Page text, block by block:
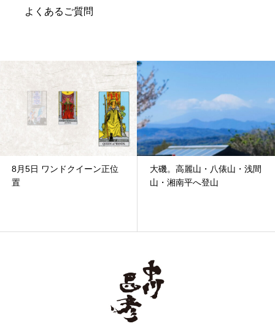
よくあるご質問
大磯。高麗山・八俵山・浅間
山・湘南平へ登山
2026年1月9日 金曜日 ソ
ード4逆位置